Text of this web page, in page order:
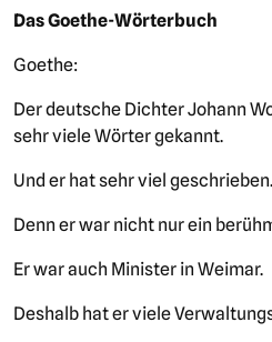
Das Goethe-Wörterbuch
Goethe:
Der deutsche Dichter Johann
sehr viele Wörter gekannt.
Und er hat sehr viel geschrieben.
Denn er war nicht nur ein
Er war auch Minister in Weimar.
Deshalb hat er viele